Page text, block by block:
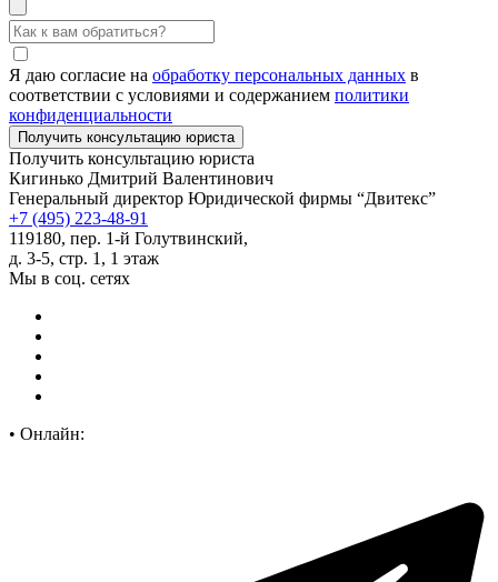
Я даю согласие на обработку персональных данных в
соответствии с условиями и содержанием политики
конфиденциальности
Получить консультацию юриста
Кигинько Дмитрий Валентинович
Генеральный директор Юридической фирмы “Двитекс”
+7 (495) 223-48-91
119180, пер. 1-й Голутвинский,
д. 3-5, стр. 1, 1 этаж
Мы в соц. сетях
• Онлайн: